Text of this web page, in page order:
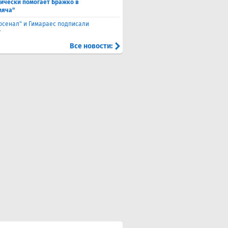
помогает Бражко в
и Гимараес подписали
Все новости: